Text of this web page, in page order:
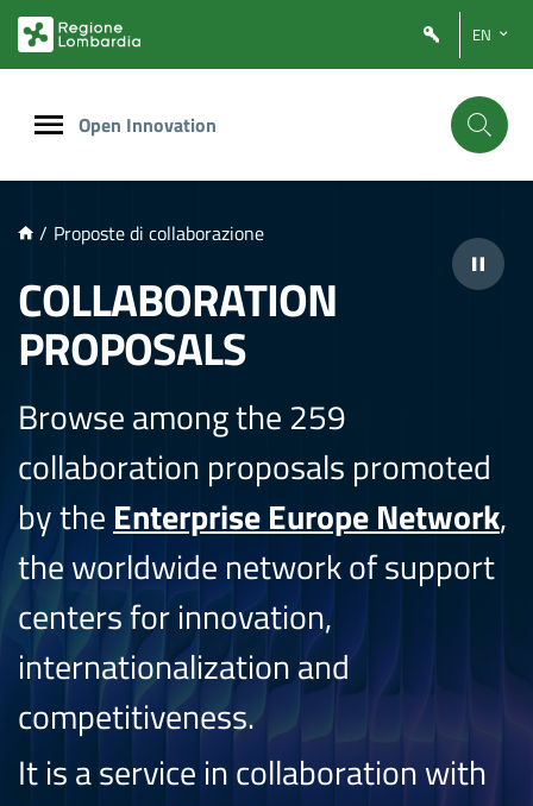
PRINCIPALE
EN
Open Innovation
/ Proposte di collaborazione
COLLABORATION
PROPOSALS
Browse among the 259
collaboration proposals promoted
by the Enterprise Europe Network,
the worldwide network of support
centers for innovation,
internationalization and
competitiveness.
It is a service in collaboration with